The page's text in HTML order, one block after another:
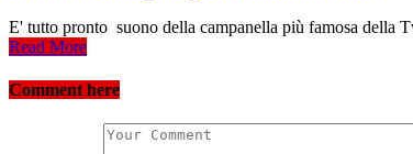
E' tutto pronto suono della campanella più famosa della
Read More
Comment here